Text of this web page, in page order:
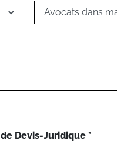
de Devis-Juridique *